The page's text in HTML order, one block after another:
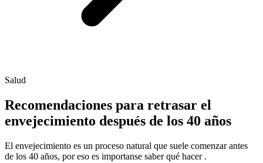
Salud
Recomendaciones para retrasar el
envejecimiento después de los 40 años
El envejecimiento es un proceso natural que suele comenzar antes
de los 40 años, por eso es importanse saber qué hacer .